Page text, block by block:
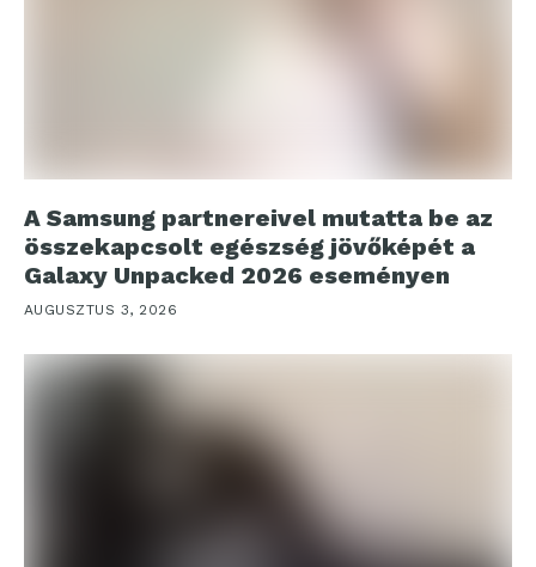
A Samsung partnereivel mutatta be az
összekapcsolt egészség jövőképét a
Galaxy Unpacked 2026 eseményen
AUGUSZTUS 3, 2026